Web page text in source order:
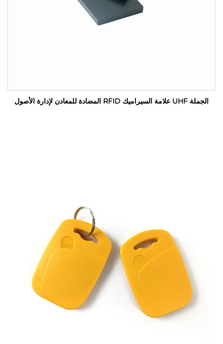
الجملة UHF علامة السيراميك RFID المضادة للمعادن لإدارة الأصول